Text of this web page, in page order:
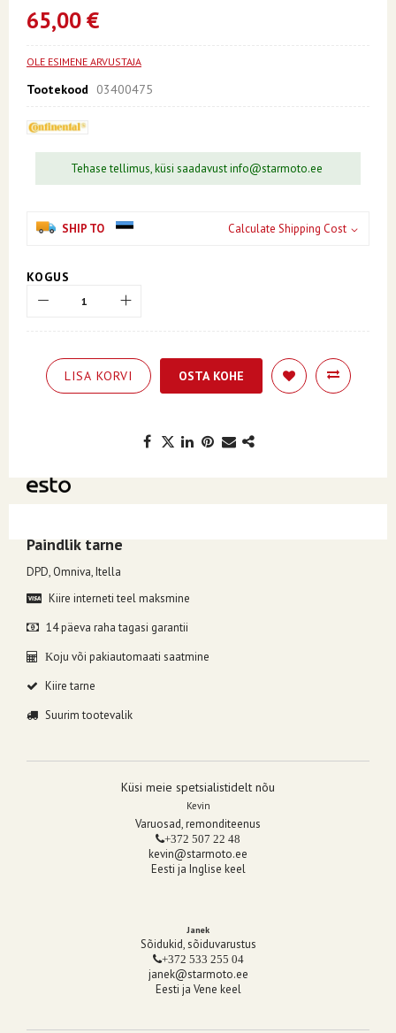
beginning
images
65,00 €
OLE ESIMENE ARVUSTAJA
Tootekood 03400475
Tehase tellimus, küsi saadavust info@starmoto.ee
SHIP TO Calculate Shipping Cost
KOGUS
LISA KORVI OSTA KOHE
Paindlik tarne
DPD, Omniva, Itella
Kiire interneti teel maksmine
14 päeva raha tagasi garantii
Koju või pakiautomaati saatmine
Kiire tarne
Suurim tootevalik
Küsi meie spetsialistidelt nõu
Kevin
Varuosad, remonditeenus
+372 507 22 48
kevin@starmoto.ee
Eesti ja Inglise keel
Janek
Sõidukid, sõiduvarustus
+372 533 255 04
janek@starmoto.ee
Eesti ja Vene keel